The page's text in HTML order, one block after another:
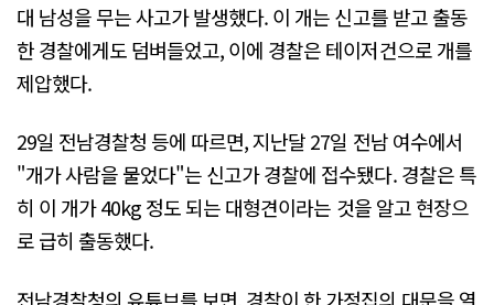
대 남성을 무는 사고가 발생했다. 이 개는 신고를 받고 출동
한 경찰에게도 덤벼들었고, 이에 경찰은 테이저건으로 개를
제압했다.
29일 전남경찰청 등에 따르면, 지난달 27일 전남 여수에서
"개가 사람을 물었다"는 신고가 경찰에 접수됐다. 경찰은 특
히 이 개가 40kg 정도 되는 대형견이라는 것을 알고 현장으
로 급히 출동했다.
전남경찰청의 유튜브를 보면, 경찰이 한 가정집의 대문을 열